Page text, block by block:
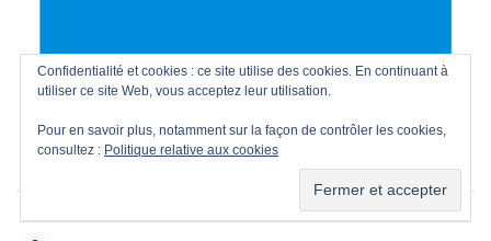
Les nouveaux formats éditoriaux
Podcasts : panorama, bonnes pratiques, modèles
Confidentialité et cookies : ce site utilise des cookies. En continuant à
utiliser ce site Web, vous acceptez leur utilisation.
Pour en savoir plus, notamment sur la façon de contrôler les cookies,
consultez : Politique relative aux cookies